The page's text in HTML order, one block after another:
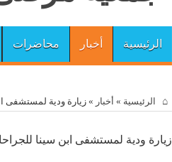
الرئيسية أخبار محاضرات
الرئيسية » أخبار » زيارة ودية لمستشفى
زيارة ودية لمستشفى ابن سينا